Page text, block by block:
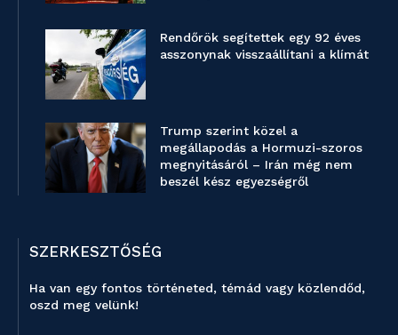
Rendőrök segítettek egy 92 éves
asszonynak visszaállítani a klímát
Trump szerint közel a
megállapodás a Hormuzi-szoros
megnyitásáról – Irán még nem
beszél kész egyezségről
SZERKESZTŐSÉG
Ha van egy fontos történeted, témád vagy közlendőd,
oszd meg velünk!